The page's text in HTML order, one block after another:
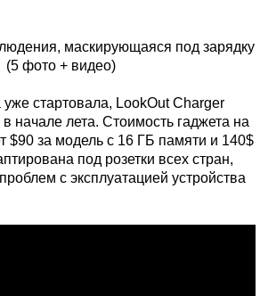
уже стартовала, LookOut Charger
начале лета. Стоимость гаджета на
$90 за модель с 16 ГБ памяти и 140$
под розетки всех стран,
с эксплуатацией устройства